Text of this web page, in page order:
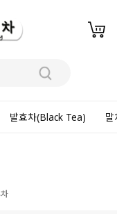
발효차(Black Tea)